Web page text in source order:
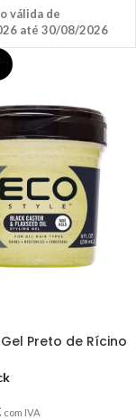
válida de
até 30/08/2026
Preto de Rícino
com IVA